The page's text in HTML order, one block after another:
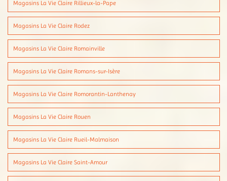
Magasins La Vie Claire Rillieux-la-Pape
Magasins La Vie Claire Rodez
Magasins La Vie Claire Romainville
Magasins La Vie Claire Romans-sur-Isère
Magasins La Vie Claire Romorantin-Lanthenay
Magasins La Vie Claire Rouen
Magasins La Vie Claire Rueil-Malmaison
Magasins La Vie Claire Saint-Amour